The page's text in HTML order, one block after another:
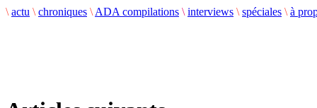
\ actu \ chroniques \ ADA compilations \ interviews \ spéciales \ à